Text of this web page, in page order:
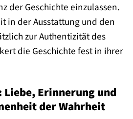
der Geschichte einzulassen.
in der Ausstattung und den
zur Authentizität des
die Geschichte fest in ihrer
Erinnerung und
der Wahrheit